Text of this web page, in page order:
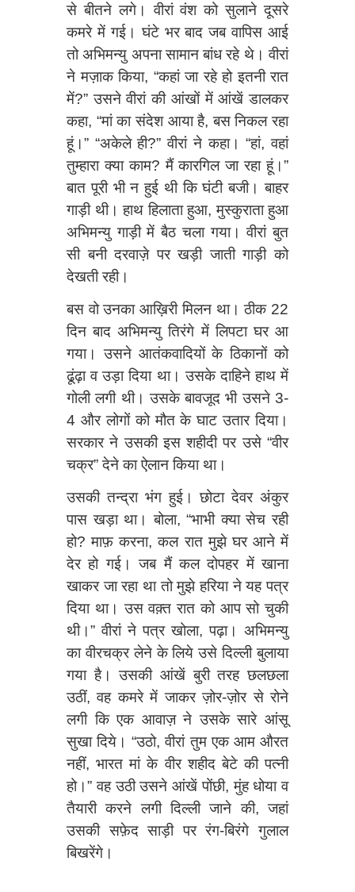
से बीतने लगे। वीरां वंश को सुलाने दूसरे
कमरे में गई। घंटे भर बाद जब वापिस आई
तो अभिमन्यु अपना सामान बांध रहे थे। वीरां
ने मज़ाक किया, “कहां जा रहे हो इतनी रात
में?” उसने वीरां की आंखों में आंखें डालकर
कहा, “मां का संदेश आया है, बस निकल रहा
हूं।” “अकेले ही?” वीरां ने कहा। “हां, वहां
तुम्हारा क्या काम? मैं कारगिल जा रहा हूं।”
बात पूरी भी न हुई थी कि घंटी बजी। बाहर
गाड़ी थी। हाथ हिलाता हुआ, मुस्कुराता हुआ
अभिमन्यु गाड़ी में बैठ चला गया। वीरां बुत
सी बनी दरवाज़े पर खड़ी जाती गाड़ी को
देखती रही।
बस वो उनका आख़िरी मिलन था। ठीक 22
दिन बाद अभिमन्यु तिरंगे में लिपटा घर आ
गया। उसने आतंकवादियों के ठिकानों को
ढूंढ़ा व उड़ा दिया था। उसके दाहिने हाथ में
गोली लगी थी। उसके बावजूद भी उसने 3-
4 और लोगों को मौत के घाट उतार दिया।
सरकार ने उसकी इस शहीदी पर उसे “वीर
चक्र” देने का ऐलान किया था।
उसकी तन्द्रा भंग हुई। छोटा देवर अंकुर
पास खड़ा था। बोला, “भाभी क्या सेच रही
हो? माफ़ करना, कल रात मुझे घर आने में
देर हो गई। जब मैं कल दोपहर में खाना
खाकर जा रहा था तो मुझे हरिया ने यह पत्र
दिया था। उस वक़्त रात को आप सो चुकी
थी।” वीरां ने पत्र खोला, पढ़ा। अभिमन्यु
का वीरचक्र लेने के लिये उसे दिल्ली बुलाया
गया है। उसकी आंखें बुरी तरह छलछला
उठीं, वह कमरे में जाकर ज़ोर-ज़ोर से रोने
लगी कि एक आवाज़ ने उसके सारे आंसू
सुखा दिये। “उठो, वीरां तुम एक आम औरत
नहीं, भारत मां के वीर शहीद बेटे की पत्नी
हो।” वह उठी उसने आंखें पोंछी, मुंह धोया व
तैयारी करने लगी दिल्ली जाने की, जहां
उसकी सफ़ेद साड़ी पर रंग-बिरंगे गुलाल
बिखरेंगे।